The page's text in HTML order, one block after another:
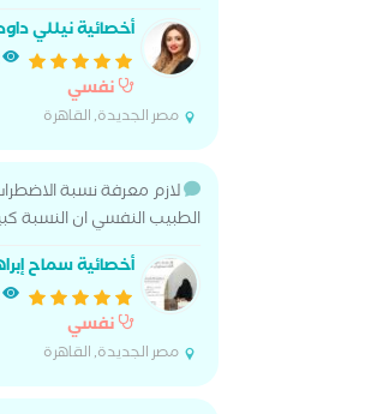
أخصائية نيللي
نفسي
مصر الجديدة, القاهرة
لازم معرفة نسبة
الطبيب النفسي ان النسبة
أخصائية سماح
نفسي
مصر الجديدة, القاهرة